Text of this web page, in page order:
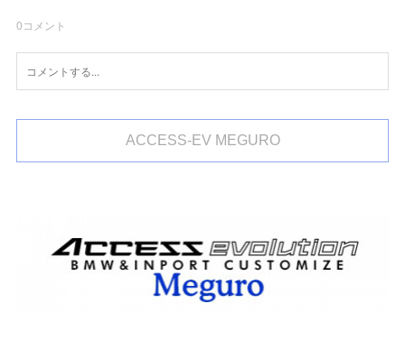
0コメント
ACCESS-EV MEGURO